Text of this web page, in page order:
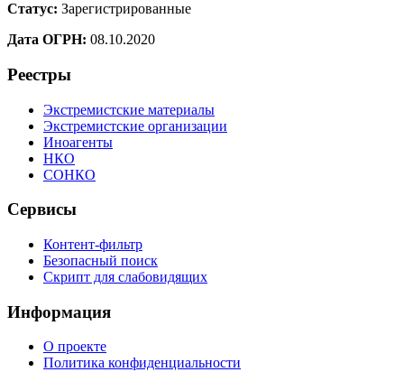
Статус: Зарегистрированные
Дата ОГРН: 08.10.2020
Реестры
Экстремистские материалы
Экстремистские организации
Иноагенты
НКО
СОНКО
Сервисы
Контент-фильтр
Безопасный поиск
Скрипт для слабовидящих
Информация
О проекте
Политика конфиденциальности